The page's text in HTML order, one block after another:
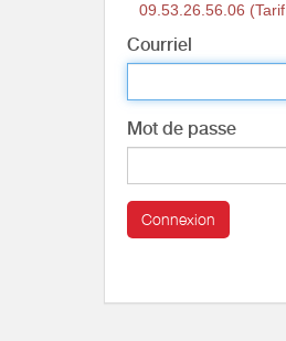
09.53.26.56.06
Courriel
Mot de passe
Connexion